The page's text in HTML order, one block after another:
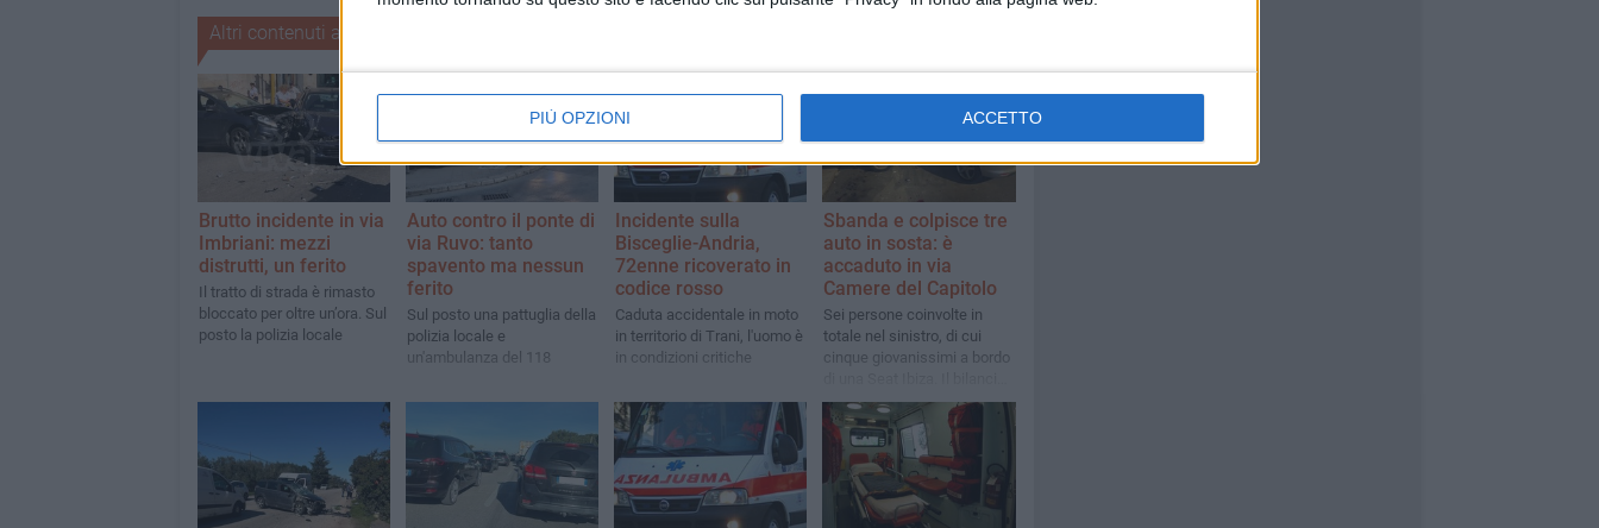
PIÙ OPZIONI ACCETTO
Altri contenuti a tema
Brutto incidente in via
Imbriani: mezzi
distrutti, un ferito
Il tratto di strada è rimasto
bloccato per oltre un’ora. Sul
posto la polizia locale
Auto contro il ponte di
via Ruvo: tanto
spavento ma nessun
ferito
Sul posto una pattuglia della
polizia locale e
un'ambulanza del 118
Incidente sulla
Bisceglie-Andria,
72enne ricoverato in
codice rosso
Caduta accidentale in moto
in territorio di Trani, l'uomo è
in condizioni critiche
Sbanda e colpisce tre
auto in sosta: è
accaduto in via
Camere del Capitolo
Sei persone coinvolte in
totale nel sinistro, di cui
cinque giovanissimi a bordo
non è grave